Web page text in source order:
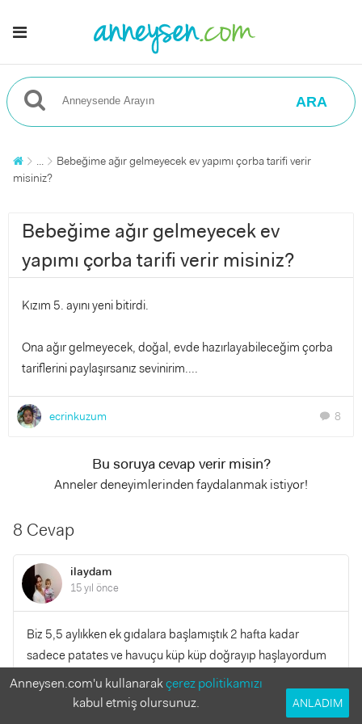
ARA
...
Bebeğime ağır gelmeyecek ev yapımı çorba tarifi verir
misiniz?
Bebeğime ağır gelmeyecek ev
yapımı çorba tarifi verir misiniz?
Kızım 5. ayını yeni bitirdi.
Ona ağır gelmeyecek, doğal, evde hazırlayabileceğim çorba
tariflerini paylaşırsanız sevinirim....
ecrinkuzum chat 8
Bu soruya cevap verir misin?
Anneler deneyimlerinden faydalanmak istiyor!
8 Cevap
ilaydam
15 yıl önce
Biz 5,5 aylıkken ek gıdalara başlamıştık 2 hafta kadar
sadece patates ve havuçu küp küp doğrayıp haşlayordum
ve daha sonra suyuna 1 çay kaşığı kadar irmik katıp kısık
ateşte 5 dak kadar irmiklerin haşlanmasını bekliyordum ve
bunu içiriyordum ( patetes ve havuçu daha sonra ezerek
Anneysen.com'u kullanarakçerez politikamızı
kabul etmiş olursunuz.
ANLADIM